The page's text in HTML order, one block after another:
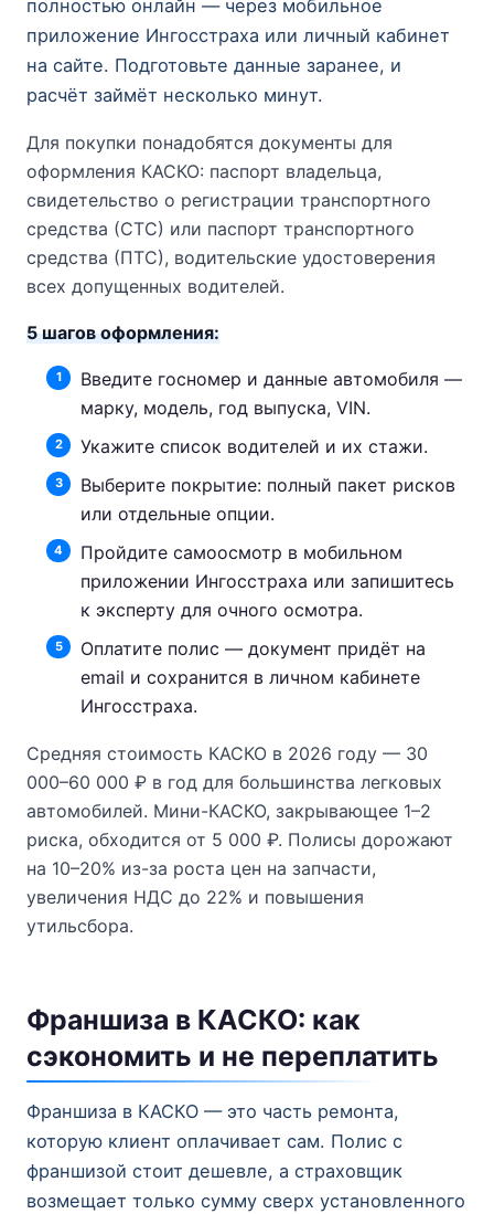
полностью онлайн — через мобильное
приложение Ингосстраха или личный кабинет
на сайте. Подготовьте данные заранее, и
расчёт займёт несколько минут.
Для покупки понадобятся документы для
оформления КАСКО: паспорт владельца,
свидетельство о регистрации транспортного
средства (СТС) или паспорт транспортного
средства (ПТС), водительские удостоверения
всех допущенных водителей.
5 шагов оформления:
Введите госномер и данные автомобиля —
марку, модель, год выпуска, VIN.
Укажите список водителей и их стажи.
Выберите покрытие: полный пакет рисков
или отдельные опции.
Пройдите самоосмотр в мобильном
приложении Ингосстраха или запишитесь
к эксперту для очного осмотра.
Оплатите полис — документ придёт на
email и сохранится в личном кабинете
Ингосстраха.
Средняя стоимость КАСКО в 2026 году — 30
000–60 000 ₽ в год для большинства легковых
автомобилей. Мини-КАСКО, закрывающее 1–2
риска, обходится от 5 000 ₽. Полисы дорожают
на 10–20% из-за роста цен на запчасти,
увеличения НДС до 22% и повышения
утильсбора.
Франшиза в КАСКО: как
сэкономить и не переплатить
Франшиза в КАСКО — это часть ремонта,
которую клиент оплачивает сам. Полис с
франшизой стоит дешевле, а страховщик
возмещает только сумму сверх установленного